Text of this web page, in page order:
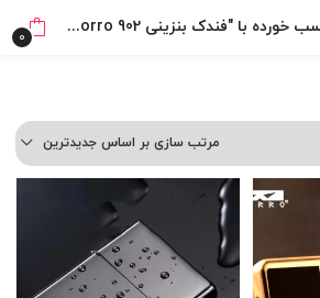
خرید قسطی با ترب‌پی پست های برچسب خورده با "فندک بنزینی Zorro 902 (ساده بدون طرح) اورجینال" 0
مرتب سازی بر اساس جدیدترین